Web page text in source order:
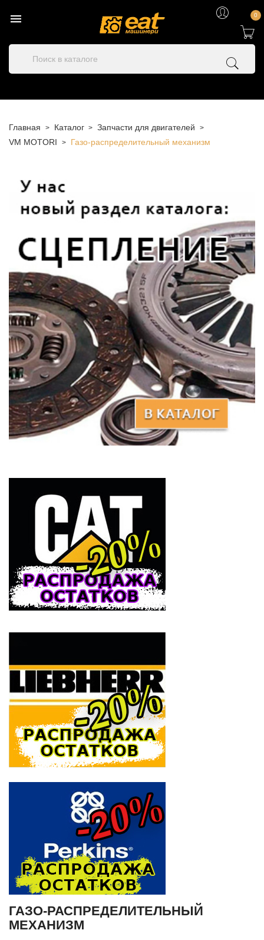
 0
Главная Каталог
Запчасти для двигателей
VM MOTORI
Газо-распределительный механизм
ГАЗО-РАСПРЕДЕЛИТЕЛЬНЫЙ
МЕХАНИЗМ